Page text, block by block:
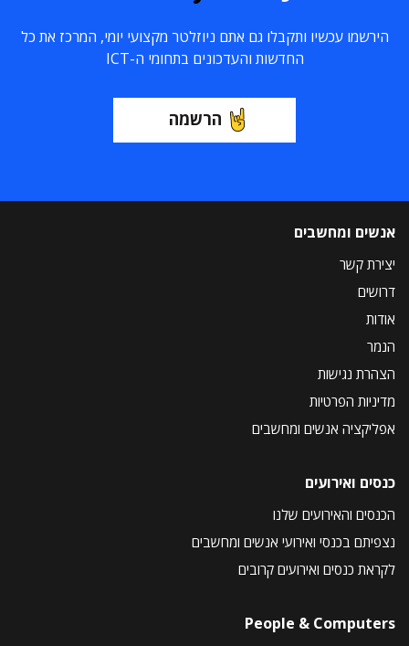
הירשמו עכשיו ותקבלו גם אתם ניוזלטר מקצועי יומי, המרכז את כל
החדשות והעדכונים בתחומי ה-ICT
הרשמה
אנשים ומחשבים
יצירת קשר
דרושים
אודות
הנמר
הצהרת נגישות
מדיניות הפרטיות
אפליקציה אנשים ומחשבים
כנסים ואירועים
הכנסים והאירועים שלנו
נצפיתם בכנסי ואירועי אנשים ומחשבים
לקראת כנסים ואירועים קרובים
People & Computers